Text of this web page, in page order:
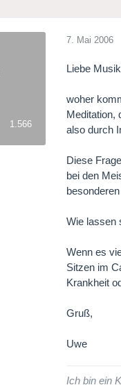
1.566
7. Mai 2006
Liebe
woher
Meditation,
also durch
Diese
bei den
Wie lassen
Wenn es
Sitzen im
Krankheit
Gruß,
Uwe
Ich bin ein